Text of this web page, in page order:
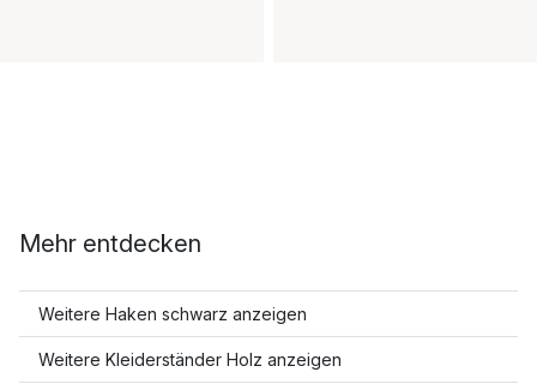
Mehr entdecken
Weitere Haken schwarz anzeigen
Weitere Kleiderständer Holz anzeigen